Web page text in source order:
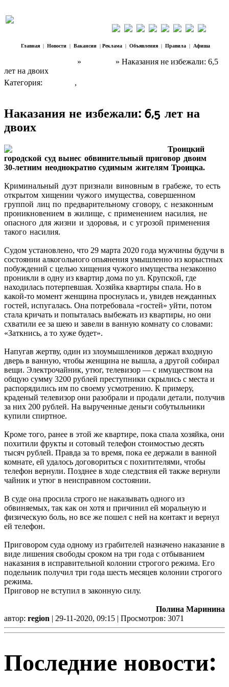
Главная | Новости | Вакансии | Реклама | Объявления | Правила | Афиша
»
» Наказания не избежали: 6,5
лет на двоих
Категория:
,
Наказания не избежали: 6,5 лет на
двоих
Троицкий
городской суд вынес обвинительный приговор двоим
30‑летним неоднократно судимым жителям Троицка.
Криминальный дуэт признали виновным в грабеже, то есть
открытом хищении чужого имущества, совершенном
группой лиц по предварительному сговору, с незаконным
проникновением в жилище, с применением насилия, не
опасного для жизни и здоровья, и с угрозой применения
такого насилия.
Судом установлено, что 29 марта 2020 года мужчины будучи в
состоянии алкогольного опьянения умышленно из корыстных
побуждений с целью хищения чужого имущества незаконно
проникли в одну из квартир дома по ул. Крупской, где
находилась потерпевшая. Хозяйка квартиры спала. Но в
какой‑то момент женщина проснулась и, увидев нежданных
гостей, испугалась. Она потребовала «гостей» уйти, потом
стала кричать и попыталась выбежать из квартиры, но они
схватили ее за шею и завели в ванную комнату со словами:
«Заткнись, а то хуже будет».
Напугав жертву, один из злоумышлеников держал входную
дверь в ванную, чтобы женщина не вышла, а другой собирал
вещи. Электрочайник, утюг, телевизор — с имуществом на
общую сумму 3200 рублей преступники скрылись с места и
распорядились им по своему усмотрению. К примеру,
краденый телевизор они разобрали и продали детали, получив
за них 200 рублей. На вырученные деньги собутыльники
купили спиртное.
Кроме того, ранее в этой же квартире, пока спала хозяйка, они
похитили фрукты и сотовый телефон стоимостью десять
тысяч рублей. Правда за то время, пока ее держали в ванной
комнате, ей удалось договориться с похитителями, чтобы
телефон вернули. Позднее в ходе следствия ей также вернули
чайник и утюг в неисправном состоянии.
В суде она просила строго не наказывать одного из
обвиняемых, так как он хотя и причинил ей моральную и
физическую боль, но все же пошел с ней на контакт и вернул
ей телефон.
Приговором суда одному из грабителей назначено наказание в
виде лишения свободы сроком на три года с отбыванием
наказания в исправительной колонии строгого режима. Его
подельник получил три года шесть месяцев колонии строгого
режима.
Приговор не вступил в законную силу.
Полина Маринина
автор: region | 29-11-2020, 09:15 | Просмотров: 3071
Последние новости: